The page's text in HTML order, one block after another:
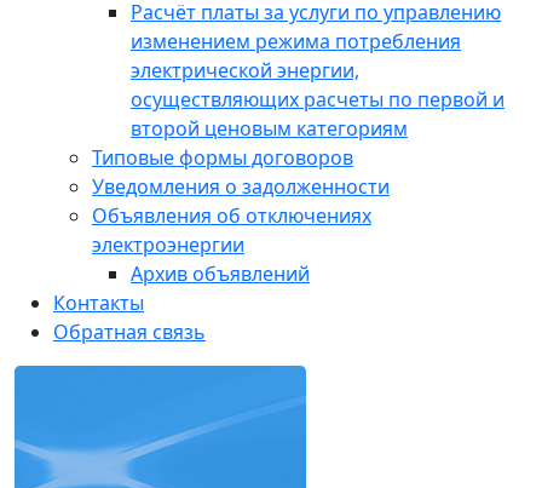
Расчёт платы за услуги по управлению
изменением режима потребления
электрической энергии,
осуществляющих расчеты по первой и
второй ценовым категориям
Типовые формы договоров
Уведомления о задолженности
Объявления об отключениях
электроэнергии
Архив объявлений
Контакты
Обратная связь